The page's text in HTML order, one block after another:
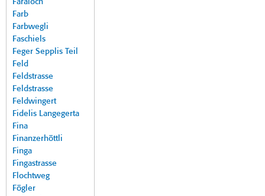
Faraloch
Farb
Farbwegli
Faschiels
Feger Sepplis Teil
Feld
Feldstrasse
Feldstrasse
Feldwingert
Fidelis Langegerta
Fina
Finanzerhöttli
Finga
Fingastrasse
Flochtweg
Fögler